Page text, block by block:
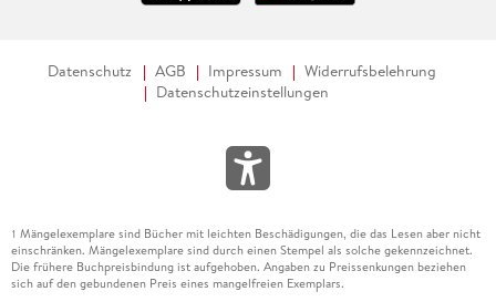
Datenschutz AGB Impressum
Widerrufsbelehrung
Datenschutzeinstellungen
1 Mängelexemplare sind Bücher mit leichten Beschädigungen, die das Lesen aber nicht
einschränken. Mängelexemplare sind durch einen Stempel als solche gekennzeichnet.
Die frühere Buchpreisbindung ist aufgehoben. Angaben zu Preissenkungen beziehen
sich auf den gebundenen Preis eines mangelfreien Exemplars.